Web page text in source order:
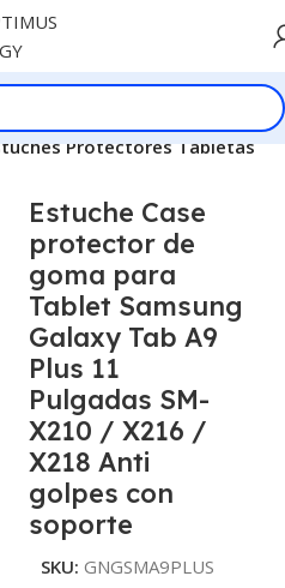
Protectores Tabletas
Estuche Case
protector de
goma para
Tablet Samsung
Galaxy Tab A9
Plus 11
Pulgadas SM-
X210 / X216 /
X218 Anti
golpes con
soporte
SKU: GNGSMA9PLUS